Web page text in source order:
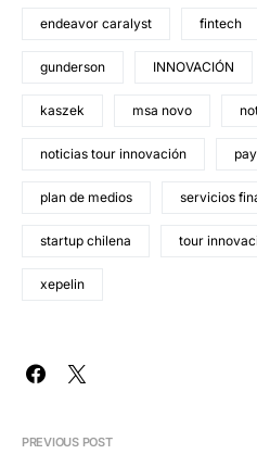
endeavor caralyst fintech
gunderson INNOVACIÓN
kaszek msa novo
noticias tour innovación
plan de medios servicios
startup chilena tour
xepelin
PREVIOUS POST